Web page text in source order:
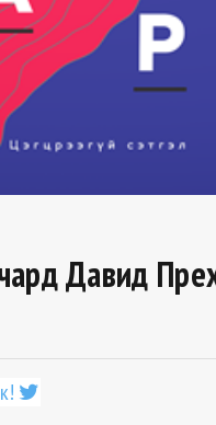
Давид